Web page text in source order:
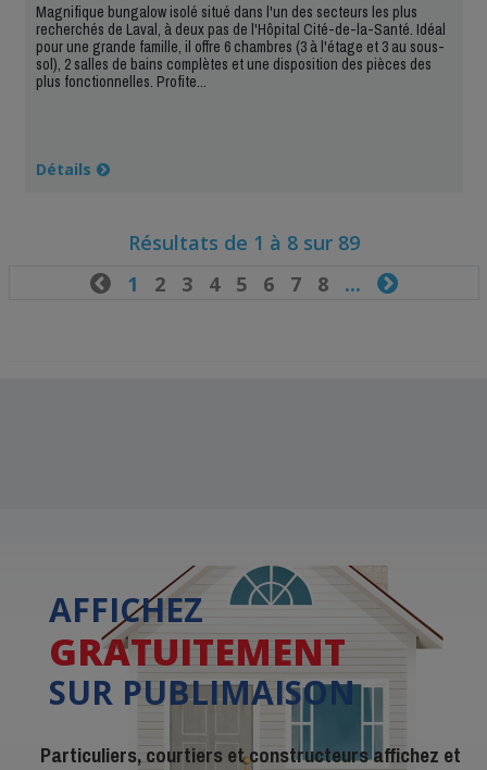
Magnifique bungalow isolé situé dans l'un des secteurs les plus
recherchés de Laval, à deux pas de l'Hôpital Cité-de-la-Santé. Idéal
pour une grande famille, il offre 6 chambres (3 à l'étage et 3 au sous-
sol), 2 salles de bains complètes et une disposition des pièces des
plus fonctionnelles. Profite...
Détails
Résultats de 1 à 8 sur 89
1 2 3 4 5 6 7 8... 
AFFICHEZ
GRATUITEMENT
SUR PUBLIMAISON
Particuliers, courtiers et constructeurs affichez et